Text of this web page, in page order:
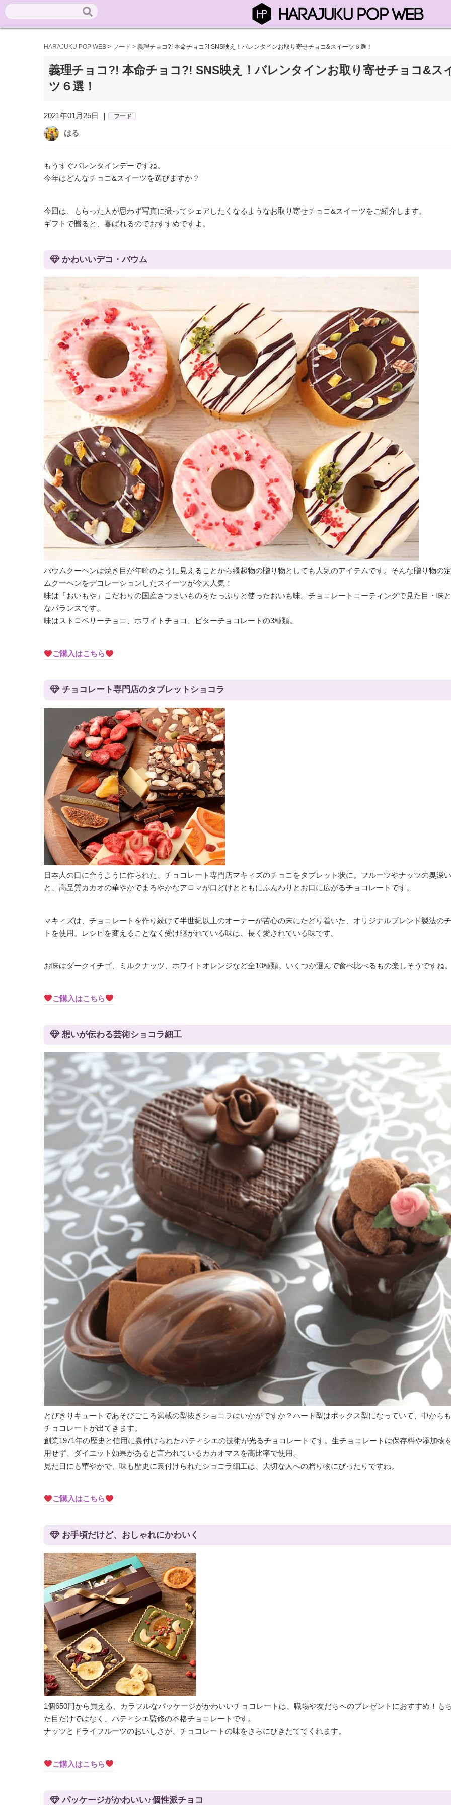
HARAJUKU POP WEB > フード > 義理チョコ?! 本命チョコ?! SNS映え！バレンタインお取り寄せチョコ&スイーツ６選！
義理チョコ?! 本命チョコ?! SNS映え！バレンタインお取り寄せチョコ&ス
ツ６選！
2021年01月25日 ｜ フード
はる
もうすぐバレンタインデーですね。
今年はどんなチョコ&スイーツを選びますか？
今回は、もらった人が思わず写真に撮ってシェアしたくなるようなお取り寄せチョコ&スイーツをご紹介します。
ギフトで贈ると、喜ばれるのでおすすめですよ。
かわいいデコ・バウム
バウムクーヘンは焼き目が年輪のように見えることから縁起物の贈り物としても人気のアイテムです。そんな贈り物の
ムクーヘンをデコレーションしたスイーツが今大人気！
味は「おいもや」こだわりの国産さつまいものをたっぷりと使ったおいも味。チョコレートコーティングで見た目・味
なバランスです。
味はストロベリーチョコ、ホワイトチョコ、ビターチョコレートの3種類。
ご購入はこちら
チョコレート専門店のタブレットショコラ
日本人の口に合うように作られた、チョコレート専門店マキィズのチョコをタブレット状に。フルーツやナッツの奥深
と、高品質カカオの華やかでまろやかなアロマが口どけとともにふんわりとお口に広がるチョコレートです。
マキィズは、チョコレートを作り続けて半世紀以上のオーナーが苦心の末にたどり着いた、オリジナルブレンド製法の
トを使用。レシピを変えることなく受け継がれている味は、長く愛されている味です。
お味はダークイチゴ、ミルクナッツ、ホワイトオレンジなど全10種類。いくつか選んで食べ比べるもの楽しそうですね
ご購入はこちら
想いが伝わる芸術ショコラ細工
とびきりキュートであそびごころ満載の型抜きショコラはいかがですか？ハート型はボックス型になっていて、中から
チョコレートが出てきます。
創業1971年の歴史と信用に裏付けられたパティシエの技術が光るチョコレートです。生チョコレートは保存料や添加物
用せず、ダイエット効果があると言われているカカオマスを高比率で使用。
見た目にも華やかで、味も歴史に裏付けられたショコラ細工は、大切な人への贈り物にぴったりですね。
ご購入はこちら
お手頃だけど、おしゃれにかわいく
1個650円から買える、カラフルなパッケージがかわいいチョコレートは、職場や友だちへのプレゼントにおすすめ！も
た目だけではなく、パティシエ監修の本格チョコレートです。
ナッツとドライフルーツのおいしさが、チョコレートの味をさらにひきたててくれます。
ご購入はこちら
パッケージがかわいい♪個性派チョコ